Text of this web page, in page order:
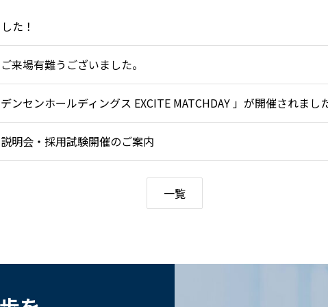
た！
場有難うございました。
センホールディングス EXCITE MATCHDAY 」が開催されまし
明会・採用試験開催のご案内
一覧